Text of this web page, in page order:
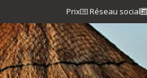
Prix Réseau social